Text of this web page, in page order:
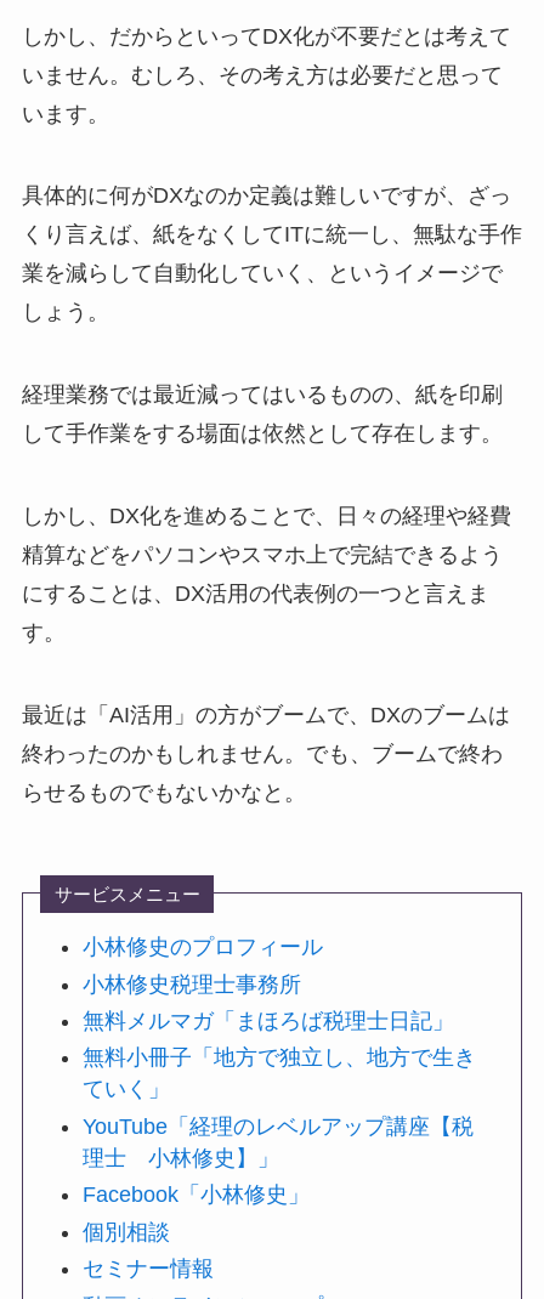
しかし、だからといってDX化が不要だとは考えて
いません。むしろ、その考え方は必要だと思って
います。
具体的に何がDXなのか定義は難しいですが、ざっ
くり言えば、紙をなくしてITに統一し、無駄な手作
業を減らして自動化していく、というイメージで
しょう。
経理業務では最近減ってはいるものの、紙を印刷
して手作業をする場面は依然として存在します。
しかし、DX化を進めることで、日々の経理や経費
精算などをパソコンやスマホ上で完結できるよう
にすることは、DX活用の代表例の一つと言えま
す。
最近は「AI活用」の方がブームで、DXのブームは
終わったのかもしれません。でも、ブームで終わ
らせるものでもないかなと。
サービスメニュー
小林修史のプロフィール
小林修史税理士事務所
無料メルマガ「まほろば税理士日記」
無料小冊子「地方で独立し、地方で生き
ていく」
YouTube「経理のレベルアップ講座【税
理士 小林修史】」
Facebook「小林修史」
個別相談
セミナー情報